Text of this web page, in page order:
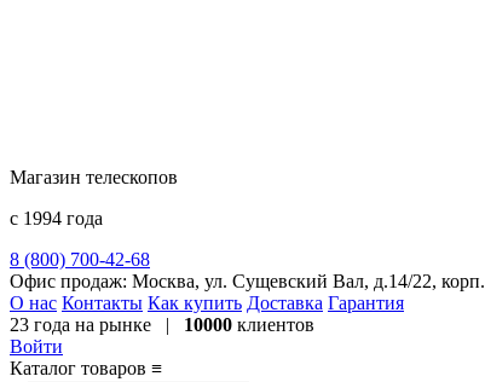
Магазин телескопов
с 1994 года
8 (800) 700-42-68
Офис продаж: Москва, ул. Сущевский Вал, д.14/22,
О нас Контакты Как купить Доставка Гарантия
23 года на рынке | 10000 клиентов
Войти
Каталог товаров ≡